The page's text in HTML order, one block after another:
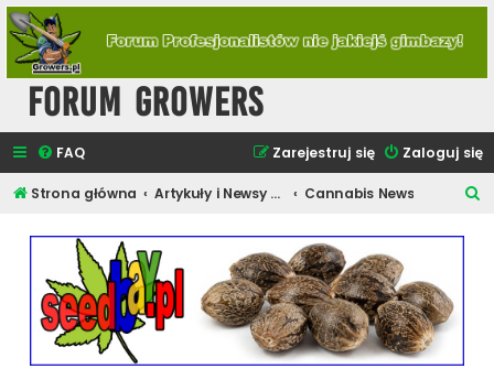
Forum Growers
FAQ Zaloguj się
Zarejestruj się
Strona główna Artykuły i Newsy Konopne Cannabis News